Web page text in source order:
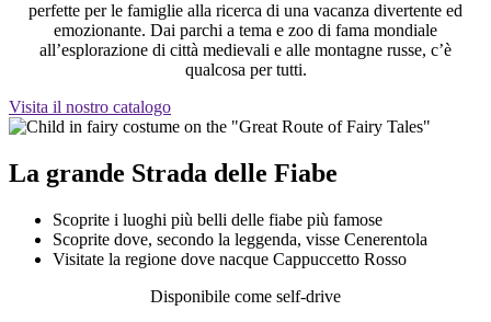
perfette per le famiglie alla ricerca di una vacanza divertente ed
emozionante. Dai parchi a tema e zoo di fama mondiale
all’esplorazione di città medievali e alle montagne russe, c’è
qualcosa per tutti.
Visita il nostro catalogo
La grande Strada delle Fiabe
Scoprite i luoghi più belli delle fiabe più famose
Scoprite dove, secondo la leggenda, visse Cenerentola
Visitate la regione dove nacque Cappuccetto Rosso
Disponibile come self-drive